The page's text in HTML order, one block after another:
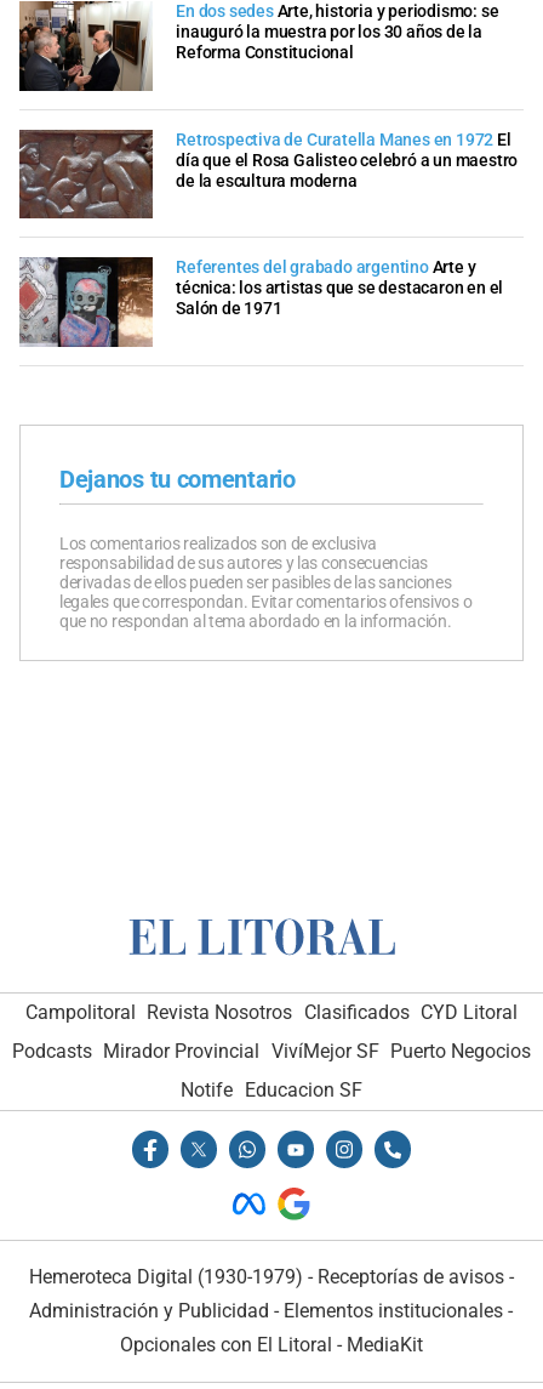
En dos sedesArte, historia y periodismo: se
inauguró la muestra por los 30 años de la
Reforma Constitucional
Retrospectiva de Curatella Manes en 1972 El
día que el Rosa Galisteo celebró a un maestro
de la escultura moderna
Referentes del grabado argentinoArte y
técnica: los artistas que se destacaron en el
Salón de 1971
Dejanos tu comentario
Los comentarios realizados son de exclusiva
responsabilidad de sus autores y las consecuencias
derivadas de ellos pueden ser pasibles de las sanciones
legales que correspondan. Evitar comentarios ofensivos o
que no respondan al tema abordado en la información.
Campolitoral Revista Nosotros Clasificados CYD Litoral
Podcasts Mirador Provincial VivíMejor SF Puerto Negocios
Notife
Educacion SF
Hemeroteca Digital (1930-1979) - Receptorías de avisos -
Administración y Publicidad - Elementos institucionales -
Opcionales con El Litoral - MediaKit